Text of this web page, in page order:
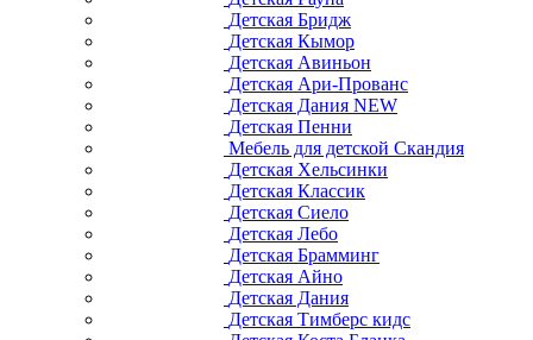
Детская Бридж
Детская Кымор
Детская Авиньон
Детская Ари-Прованс
Детская Дания NEW
Детская Пенни
Мебель для детской Скандия
Детская Хельсинки
Детская Классик
Детская Сиело
Детская Лебо
Детская Брамминг
Детская Айно
Детская Дания
Детская Тимберс кидс